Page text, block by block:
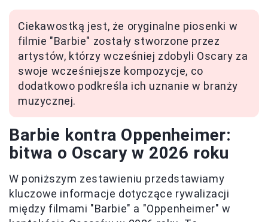
Ciekawostką jest, że oryginalne piosenki w
filmie "Barbie" zostały stworzone przez
artystów, którzy wcześniej zdobyli Oscary za
swoje wcześniejsze kompozycje, co
dodatkowo podkreśla ich uznanie w branży
muzycznej.
Barbie kontra Oppenheimer:
bitwa o Oscary w 2026 roku
W poniższym zestawieniu przedstawiamy
kluczowe informacje dotyczące rywalizacji
między filmami "Barbie" a "Oppenheimer" w